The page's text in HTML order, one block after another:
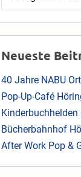
Neueste
40 Jahre NABU
Pop-Up-Café
Bücherbahnhof
After Work Pop &